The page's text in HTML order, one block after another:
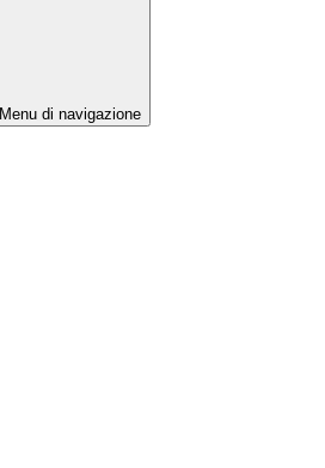
Menu di navigazione